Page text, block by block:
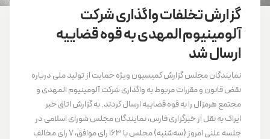
گزارش تخلفات واگذاری شرکت
آلومینیوم المهدی به قوه قضاییه
ارسال شد
نمایندگان مجلس گزارش کمیسیون ویژه حمایت از تولید ملی درباره
نقض قانون و مقررات مربوط به واگذاری شرکت آلومینیوم المهدی و
مجتمع هرمزال را به قوه قضاییه ارسال کردند. به گزارش اتاق خبر
ایراک به نقل از خبرگزاری فارس، نمایندگان مجلس شورای اسلامی در
جلسه علنی امروز (سه‌شنبه) مجلس با 163 رای موافق، 7 رای مخالف